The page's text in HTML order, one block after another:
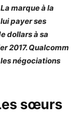
marque à la
payer ses
dollars à sa
2017. Qualcomm
négociations
sœurs